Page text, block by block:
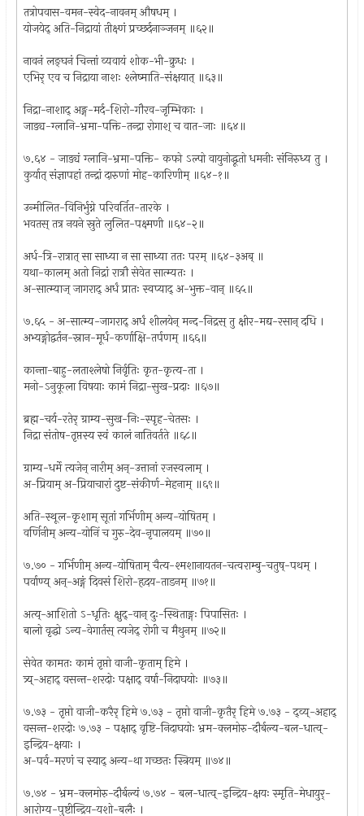
तत्रोपवास-वमन-स्वेद-नावनम् औषधम् ।
योजयेद् अति-निद्रायां तीक्ष्णं प्रच्छर्दनाञ्जनम् ॥६२॥
नावनं लङ्घनं चिन्तां व्यवायं शोक-भी-क्रुधः ।
एभिर् एव च निद्राया नाशः श्लेष्माति-संक्षयात् ॥६३॥
निद्रा-नाशाद् अङ्ग-मर्द-शिरो-गौरव-जृम्भिकाः ।
जाड्य-ग्लानि-भ्रमा-पक्ति-तन्द्रा रोगाश् च वात-जाः ॥६४॥
७.६४ - जाड्यं ग्लानि-भ्रमा-पक्ति- कफो ऽल्पो वायुनोद्धूतो धमनीः संनिरुध्य तु ।
कुर्यात् संज्ञापहां तन्द्रां दारुणां मोह-कारिणीम् ॥६४-१॥
उन्मीलित-विनिर्भुग्ने परिवर्तित-तारके ।
भवतस् तत्र नयने स्रुते लुलित-पक्ष्मणी ॥६४-२॥
अर्ध-त्रि-रात्रात् सा साध्या न सा साध्या ततः परम् ॥६४-३अब् ॥
यथा-कालम् अतो निद्रां रात्रौ सेवेत सात्म्यतः ।
अ-सात्म्याज् जागराद् अर्धं प्रातः स्वप्याद् अ-भुक्त-वान् ॥६५॥
७.६५ - अ-सात्म्य-जागराद् अर्धं शीलयेन् मन्द-निद्रस् तु क्षीर-मद्य-रसान् दधि ।
अभ्यङ्गोद्वर्तन-स्नान-मूर्ध-कर्णाक्षि-तर्पणम् ॥६६॥
कान्ता-बाहु-लताश्लेषो निर्वृतिः कृत-कृत्य-ता ।
मनो-ऽनुकूला विषयाः कामं निद्रा-सुख-प्रदाः ॥६७॥
ब्रह्म-चर्य-रतेर् ग्राम्य-सुख-निः-स्पृह-चेतसः ।
निद्रा संतोष-तृप्तस्य स्वं कालं नातिवर्तते ॥६८॥
ग्राम्य-धर्मे त्यजेन् नारीम् अन्-उत्तानां रजस्वलाम् ।
अ-प्रियाम् अ-प्रियाचारां दुष्ट-संकीर्ण-मेहनाम् ॥६९॥
अति-स्थूल-कृशाम् सूतां गर्भिणीम् अन्य-योषितम् ।
वर्णिनीम् अन्य-योनिं च गुरु-देव-नृपालयम् ॥७०॥
७.७० - गर्भिणीम् अन्य-योषिताम् चैत्य-श्मशानायतन-चत्वराम्बु-चतुष्-पथम् ।
पर्वाण्य् अन्-अङ्गं दिवसं शिरो-हृदय-ताडनम् ॥७१॥
अत्य्-आशितो ऽ-धृतिः क्षुद्-वान् दुः-स्थिताङ्गः पिपासितः ।
बालो वृद्धो ऽन्य-वेगार्तस् त्यजेद् रोगी च मैथुनम् ॥७२॥
सेवेत कामतः कामं तृप्तो वाजी-कृताम् हिमे ।
त्र्य्-अहाद् वसन्त-शरदोः पक्षाद् वर्षा-निदाघयोः ॥७३॥
७.७३ - तृप्तो वाजी-करैर् हिमे ७.७३ - तृप्तो वाजी-कृतैर् हिमे ७.७३ - द्व्य्-अहाद्
वसन्त-शरदोः ७.७३ - पक्षाद् वृष्टि-निदाघयोः भ्रम-क्लमोरु-दौर्बल्य-बल-धात्व्-
इन्द्रिय-क्षयाः ।
अ-पर्व-मरणं च स्याद् अन्य-था गच्छतः स्त्रियम् ॥७४॥
७.७४ - भ्रम-क्लमोरु-दौर्बल्यं ७.७४ - बल-धात्व्-इन्द्रिय-क्षयः स्मृति-मेधायुर्-
आरोग्य-पुष्टीन्द्रिय-यशो-बलैः ।